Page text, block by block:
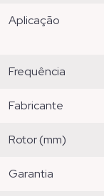
aplicação
frequência
fabricante
rotor (mm)
garantia